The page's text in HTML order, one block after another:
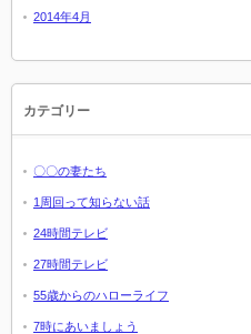
2014年4月
カテゴリー
〇〇の妻たち
1周回って知らない話
24時間テレビ
27時間テレビ
55歳からのハローライフ
7時にあいましょう